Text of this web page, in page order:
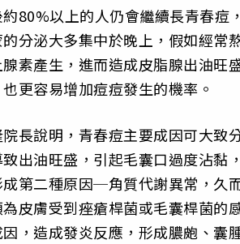
80%以上的人仍會繼續長青春痘
分泌大多集中於晚上，假如經常
素產生，進而造成皮脂腺出油旺
更容易增加痘痘發生的機率。
長說明，青春痘主要成因可大致
出油旺盛，引起毛囊口過度沾黏
第二種原因─角質代謝異常，久
皮膚受到痤瘡桿菌或毛囊桿菌的
，造成發炎反應，形成膿皰、囊